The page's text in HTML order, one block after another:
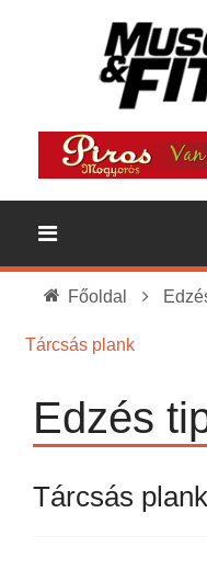
Főoldal
Tárcsás plank
Edzés
Tárcsás plank